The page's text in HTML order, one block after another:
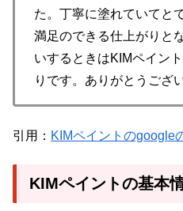
た。丁寧に塗れていてと
満足のできる仕上がりと
いするときはKIMペイン
りです。ありがとうござ
引用： KIMペイントのgoogle
KIMペイントの基本